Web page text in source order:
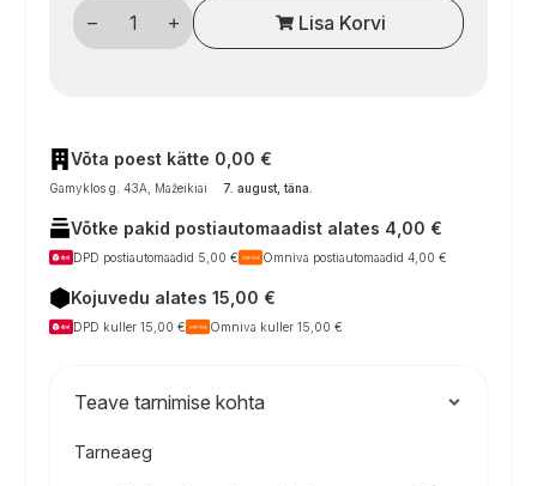
Pereinamasis
dujų
jungties
ÜM
×
SRV
8
mm),
plienas
kemperiams
kogus
Lisa Korvi
Võta poest kätte 0,00 €
Gamyklos g. 43A, Mažeikiai 7. august, täna
Võtke pakid postiautomaadist alates 4,00 €
DPD postiautomaadid 5,00 € Omniva postiautomaadid 4,00 €
Kojuvedu alates 15,00 €
DPD kuller 15,00 € Omniva kuller 15,00 €
Teave tarnimise kohta
Tarneaeg